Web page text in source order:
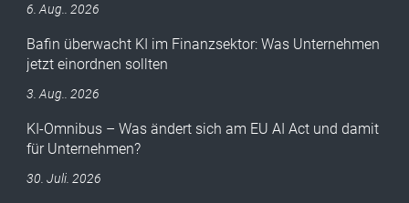
6. Aug.. 2026
Bafin überwacht KI im Finanzsektor: Was Unternehmen
jetzt einordnen sollten
3. Aug.. 2026
KI-Omnibus – Was ändert sich am EU AI Act und damit
für Unternehmen?
30. Juli. 2026